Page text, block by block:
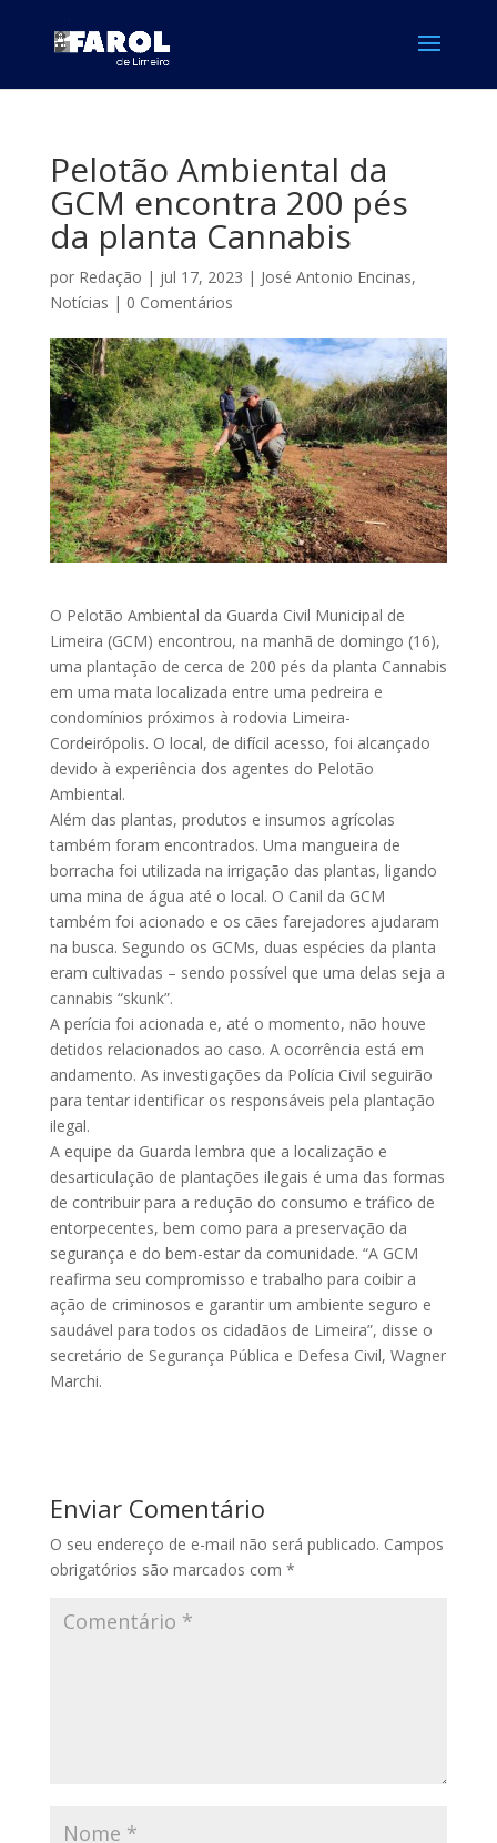
Pelotão Ambiental da
GCM encontra 200 pés
da planta Cannabis
por Redação | jul 17, 2023 | José Antonio Encinas,
Notícias | 0 Comentários
O Pelotão Ambiental da Guarda Civil Municipal de
Limeira (GCM) encontrou, na manhã de domingo (16),
uma plantação de cerca de 200 pés da planta Cannabis
em uma mata localizada entre uma pedreira e
condomínios próximos à rodovia Limeira-
Cordeirópolis. O local, de difícil acesso, foi alcançado
devido à experiência dos agentes do Pelotão
Ambiental.
Além das plantas, produtos e insumos agrícolas
também foram encontrados. Uma mangueira de
borracha foi utilizada na irrigação das plantas, ligando
uma mina de água até o local. O Canil da GCM
também foi acionado e os cães farejadores ajudaram
na busca. Segundo os GCMs, duas espécies da planta
eram cultivadas – sendo possível que uma delas seja a
cannabis “skunk”.
A perícia foi acionada e, até o momento, não houve
detidos relacionados ao caso. A ocorrência está em
andamento. As investigações da Polícia Civil seguirão
para tentar identificar os responsáveis pela plantação
ilegal.
A equipe da Guarda lembra que a localização e
desarticulação de plantações ilegais é uma das formas
de contribuir para a redução do consumo e tráfico de
entorpecentes, bem como para a preservação da
segurança e do bem-estar da comunidade. “A GCM
reafirma seu compromisso e trabalho para coibir a
ação de criminosos e garantir um ambiente seguro e
saudável para todos os cidadãos de Limeira”, disse o
secretário de Segurança Pública e Defesa Civil, Wagner
Marchi.
Enviar Comentário
O seu endereço de e-mail não será publicado. Campos
obrigatórios são marcados com *